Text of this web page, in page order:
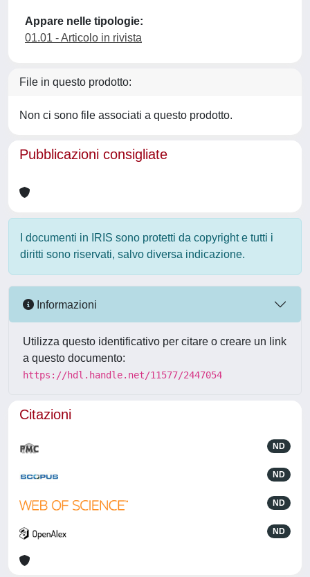
Appare nelle tipologie:
01.01 - Articolo in rivista
File in questo prodotto:
Non ci sono file associati a questo prodotto.
Pubblicazioni consigliate
I documenti in IRIS sono protetti da copyright e tutti i
diritti sono riservati, salvo diversa indicazione.
Informazioni
Utilizza questo identificativo per citare o creare un link
a questo documento:
https://hdl.handle.net/11577/2447054
Citazioni
ND
ND
ND
ND